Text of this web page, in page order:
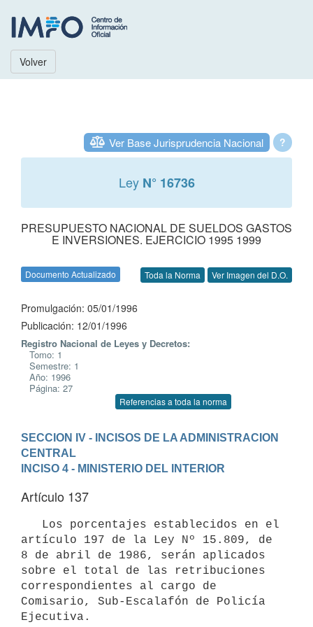
Volver
?
Ver Base Jurisprudencia Nacional
Ley N° 16736
PRESUPUESTO NACIONAL DE SUELDOS GASTOS
E INVERSIONES. EJERCICIO 1995 1999
Documento Actualizado Toda la Norma Ver Imagen del D.O.
Promulgación: 05/01/1996
Publicación: 12/01/1996
Registro Nacional de Leyes y Decretos:
Tomo: 1
Semestre: 1
Año: 1996
Página: 27
Referencias a toda la norma
SECCION IV - INCISOS DE LA ADMINISTRACION
CENTRAL
INCISO 4 - MINISTERIO DEL INTERIOR
Artículo 137
artículo 197 de la Ley Nº 15.809, de
8 de abril de 1986, serán aplicados
sobre el total de las retribuciones
correspondientes al cargo de
Comisario, Sub-Escalafón de Policía